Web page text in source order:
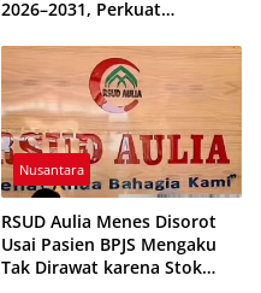
2026–2031, Perkuat
Generasi Muda
Nusantara
RSUD Aulia Menes Disorot
Usai Pasien BPJS Mengaku
Tak Dirawat karena Stok